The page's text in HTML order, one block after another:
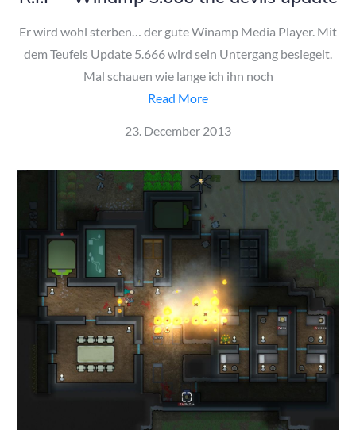
Er wird wohl sterben… der gute Winamp Media Player. Mit
dem Teufels Update 5.666 wird sein Untergang besiegelt.
Mal schauen wie lange ich ihn noch
Read More
Posted
23. December 2013